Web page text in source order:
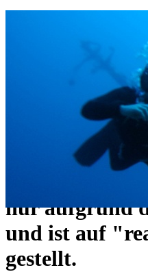
Das
ein neues
umgezogen
https://
forum.com
Das alte
nur aufgrund
und ist auf
gestellt.